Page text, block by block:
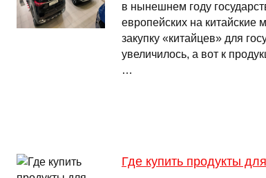
в нынешнем году
европейских на китайские
закупку «китайцев» для
увеличилось, а вот к
…
Где купить продукты